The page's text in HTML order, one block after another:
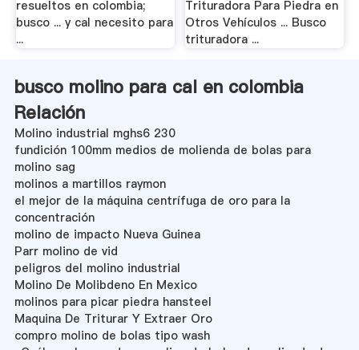
resueltos en colombia;
busco ... y cal necesito para
...
Trituradora Para Piedra en
Otros Vehículos ... Busco
trituradora ...
busco molino para cal en colombia
Relación
Molino industrial mghs6 230
fundición 100mm medios de molienda de bolas para
molino sag
molinos a martillos raymon
el mejor de la máquina centrífuga de oro para la
concentración
molino de impacto Nueva Guinea
Parr molino de vid
peligros del molino industrial
Molino De Molibdeno En Mexico
molinos para picar piedra hansteel
Maquina De Triturar Y Extraer Oro
compro molino de bolas tipo wash